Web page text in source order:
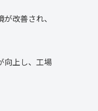
改善され、
向上し、工場